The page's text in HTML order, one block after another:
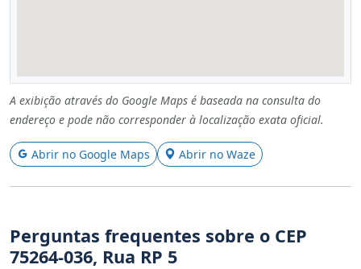
A exibição através do Google Maps é baseada na consulta do
endereço e pode não corresponder à localização exata oficial.
Abrir no Google Maps Abrir no Waze
Perguntas frequentes sobre o CEP
75264-036, Rua RP 5